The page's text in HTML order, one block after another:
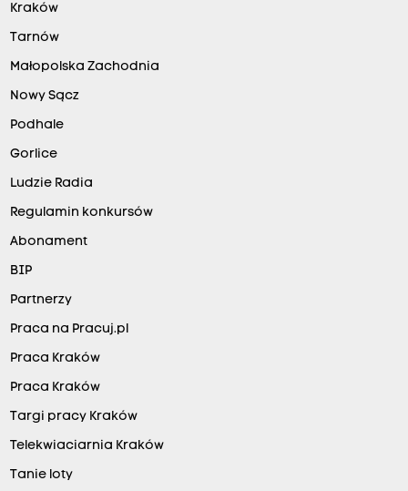
Kraków
Tarnów
Małopolska Zachodnia
Nowy Sącz
Podhale
Gorlice
Ludzie Radia
Regulamin konkursów
Abonament
BIP
Partnerzy
Praca na Pracuj.pl
Praca Kraków
Praca Kraków
Targi pracy Kraków
Telekwiaciarnia Kraków
Tanie loty